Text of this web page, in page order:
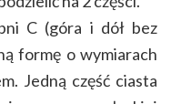
C (góra i dół bez
formę o wymiarach
Jedną część ciasta